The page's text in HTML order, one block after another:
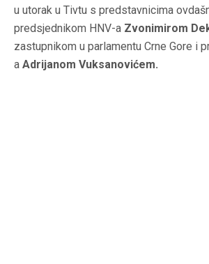
u utorak u Tivtu s predstavnicima
predsjednikom HNV-a Zvonimirom
zastupnikom u parlamentu Crne Gore i
a Adrijanom Vuksanovićem.